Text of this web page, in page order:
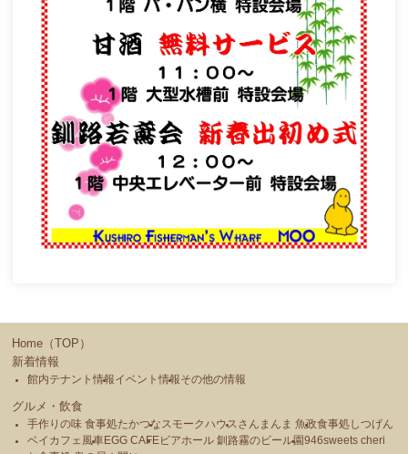
Home（TOP）
新着情報
館内テナント情報イベント情報その他の情報
グルメ・飲食
手作りの味 食事処たかつな スモークハウス さんまんま 魚政食事処しつげん
ベイカフェ風車EGG CAFE ビアホール 釧路霧のビール園946sweets cheri